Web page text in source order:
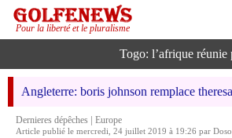
Pour la liberté et le pluralisme
Togo: l’afrique
Angleterre: boris johnson remplace
Dernieres dépêches
Europe
Article publié le mercredi, 24 juillet 2019 à 19:26 par Doso